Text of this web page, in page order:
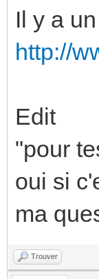
Il y a
http://
Edit
"pour
oui si
ma
Trouver